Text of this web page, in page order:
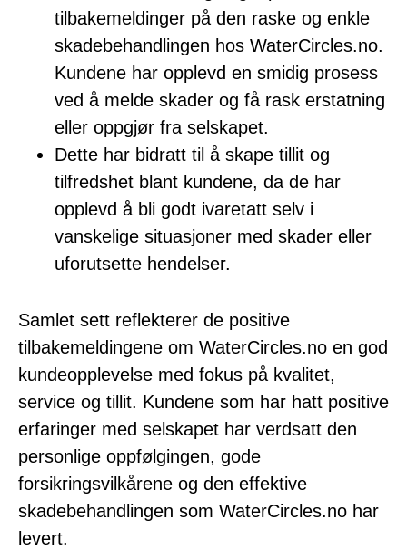
tilbakemeldinger på den raske og enkle
skadebehandlingen hos WaterCircles.no.
Kundene har opplevd en smidig prosess
ved å melde skader og få rask erstatning
eller oppgjør fra selskapet.
Dette har bidratt til å skape tillit og
tilfredshet blant kundene, da de har
opplevd å bli godt ivaretatt selv i
vanskelige situasjoner med skader eller
uforutsette hendelser.
Samlet sett reflekterer de positive
tilbakemeldingene om WaterCircles.no en god
kundeopplevelse med fokus på kvalitet,
service og tillit. Kundene som har hatt positive
erfaringer med selskapet har verdsatt den
personlige oppfølgingen, gode
forsikringsvilkårene og den effektive
skadebehandlingen som WaterCircles.no har
levert.